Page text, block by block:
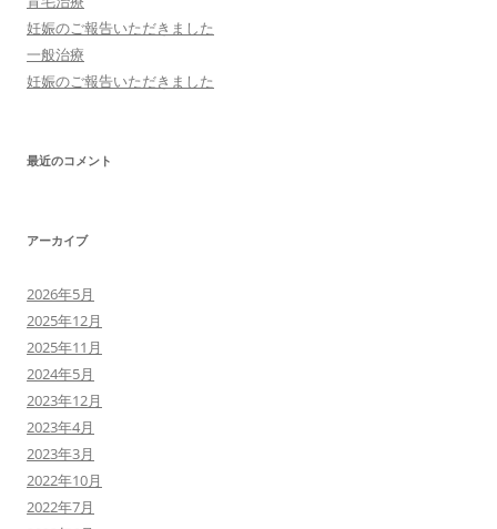
妊娠のご報告いただきました
一般治療
妊娠のご報告いただきました
最近のコメント
アーカイブ
2026年5月
2025年12月
2025年11月
2024年5月
2023年12月
2023年4月
2023年3月
2022年10月
2022年7月